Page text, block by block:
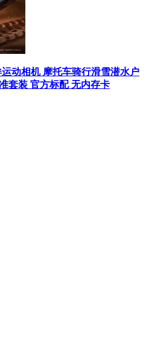
动相机 摩托车骑行滑雪潜水户
套装 官方标配 无内存卡